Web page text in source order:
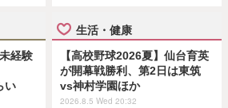
経験
い
生活・健康
【高校野球2026夏】仙台育英
が開幕戦勝利、第2日は東筑
vs神村学園ほか
2026.8.5 Wed 20:32